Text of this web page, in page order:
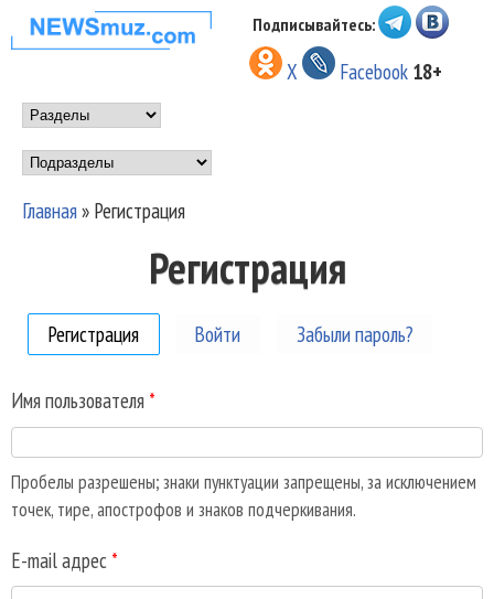
Перейти к основному
содержанию
НОВОСТИ
МУЗЫКИ И
ШОУ БИЗНЕСА
NEWSMUZ.COM
Подписывайтесь:
X Facebook 18+
Main menu
Подразделы
Главная» Регистрация
Регистрация
Регистрация (активная вкладка)
Войти Забыли пароль?
Имя пользователя *
Пробелы разрешены; знаки пунктуации запрещены, за исключением
точек, тире, апострофов и знаков подчеркивания.
E-mail адрес *